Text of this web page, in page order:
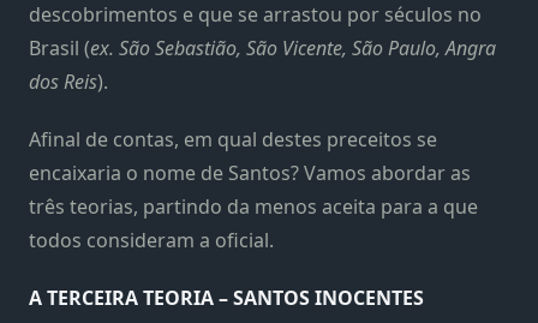
descobrimentos e que se arrastou por séculos no
Brasil (ex. São Sebastião, São Vicente, São Paulo, Angra
dos Reis).
Afinal de contas, em qual destes preceitos se
encaixaria o nome de Santos? Vamos abordar as
três teorias, partindo da menos aceita para a que
todos consideram a oficial.
A TERCEIRA TEORIA – SANTOS INOCENTES